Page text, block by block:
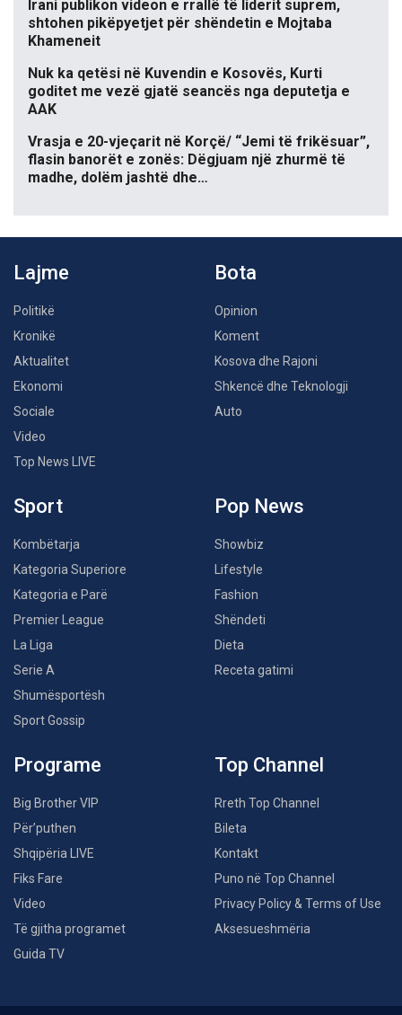
Irani publikon videon e rrallë të liderit suprem,
shtohen pikëpyetjet për shëndetin e Mojtaba
Khameneit
Nuk ka qetësi në Kuvendin e Kosovës, Kurti
goditet me vezë gjatë seancës nga deputetja e
AAK
Vrasja e 20-vjeçarit në Korçë/ “Jemi të frikësuar”,
flasin banorët e zonës: Dëgjuam një zhurmë të
madhe, dolëm jashtë dhe…
Lajme
Politikë
Kronikë
Aktualitet
Ekonomi
Sociale
Video
Top News LIVE
Bota
Opinion
Koment
Kosova dhe Rajoni
Shkencë dhe Teknologji
Auto
Sport
Kombëtarja
Kategoria Superiore
Kategoria e Parë
Premier League
La Liga
Serie A
Shumësportësh
Sport Gossip
Pop News
Showbiz
Lifestyle
Fashion
Shëndeti
Dieta
Receta gatimi
Programe
Big Brother VIP
Për’puthen
Shqipëria LIVE
Fiks Fare
Video
Të gjitha programet
Guida TV
Top Channel
Rreth Top Channel
Bileta
Kontakt
Puno në Top Channel
Privacy Policy & Terms of Use
Aksesueshmëria